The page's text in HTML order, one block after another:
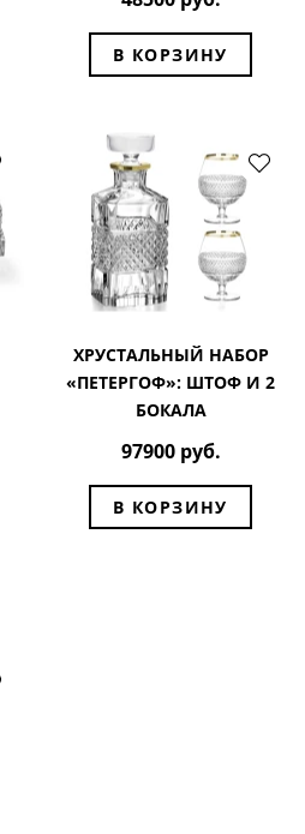
В КОРЗИНУ
ХРУСТАЛЬНЫЙ НАБОР
«ПЕТЕРГОФ»: ШТОФ И 2
БОКАЛА
97900 руб.
В КОРЗИНУ